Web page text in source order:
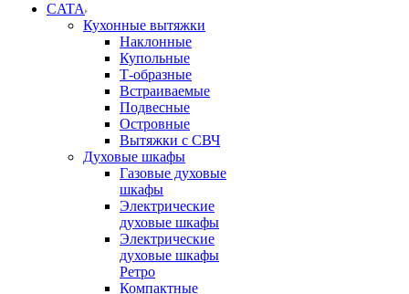
CATA
Кухонные вытяжки
Наклонные
Купольные
Т-образные
Встраиваемые
Подвесные
Островные
Вытяжки с СВЧ
Духовые шкафы
Газовые духовые
шкафы
Электрические
духовые шкафы
Электрические
духовые шкафы
Ретро
Компактные